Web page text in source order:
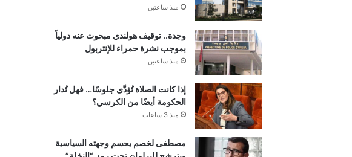
منذ ساعتين
وجدة.. توقيف هولندي مبحوث عنه دولياً
بموجب نشرة حمراء للإنتربول
منذ ساعتين
إذا كانت الصلاة تُؤدَّى جلوسًا… فهل تُدار
الحكومة أيضًا من الكرسي؟
منذ 3 ساعات
مصطفى لخصم يحسم وجهته السياسية